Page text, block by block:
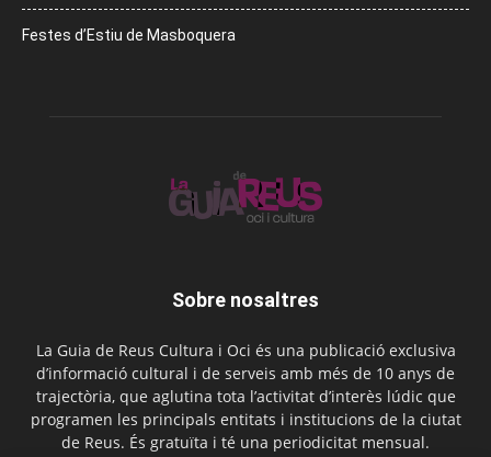
Festes d’Estiu de Masboquera
Sobre nosaltres
La Guia de Reus Cultura i Oci és una publicació exclusiva
d’informació cultural i de serveis amb més de 10 anys de
trajectòria, que aglutina tota l’activitat d’interès lúdic que
programen les principals entitats i institucions de la ciutat
de Reus. És gratuïta i té una periodicitat mensual.